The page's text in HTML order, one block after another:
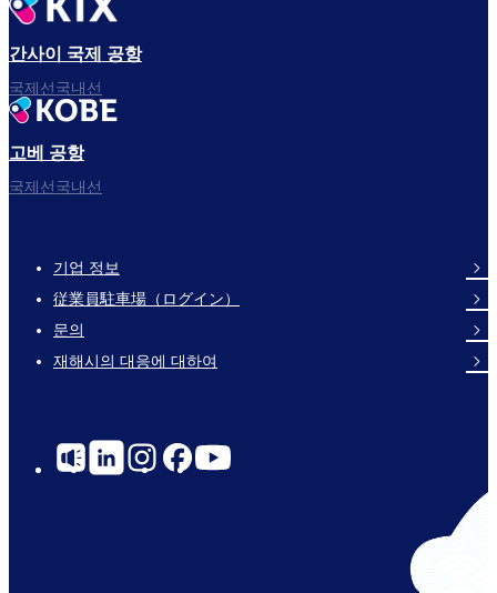
간사이 국제 공항
국제선국내선
고베 공항
국제선국내선
Footer
Links
기업 정보
従業員駐車場（ログイン）
문의
재해시의 대응에 대하여
Social